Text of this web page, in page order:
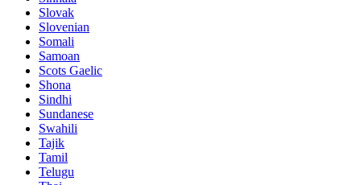
Slovak
Slovenian
Somali
Samoan
Scots Gaelic
Shona
Sindhi
Sundanese
Swahili
Tajik
Tamil
Telugu